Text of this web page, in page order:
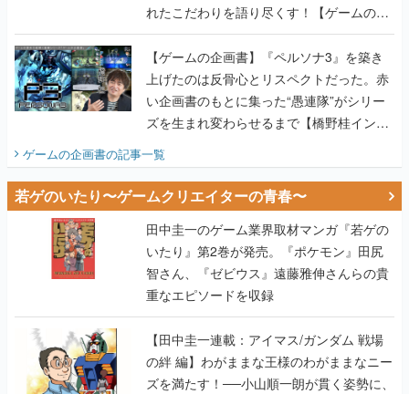
れたこだわりを語り尽くす！【ゲームの企
画書】
【ゲームの企画書】『ペルソナ3』を築き
上げたのは反骨心とリスペクトだった。赤
い企画書のもとに集った“愚連隊”がシリー
ズを生まれ変わらせるまで【橋野桂インタ
ビュー】
ゲームの企画書の記事一覧
若ゲのいたり〜ゲームクリエイターの青春〜
田中圭一のゲーム業界取材マンガ『若ゲの
いたり』第2巻が発売。『ポケモン』田尻
智さん、『ゼビウス』遠藤雅伸さんらの貴
重なエピソードを収録
【田中圭一連載：アイマス/ガンダム 戦場
の絆 編】わがままな王様のわがままなニー
ズを満たす！──小山順一朗が貫く姿勢に、